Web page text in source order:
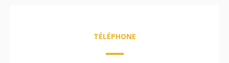
TÉLÉPHONE